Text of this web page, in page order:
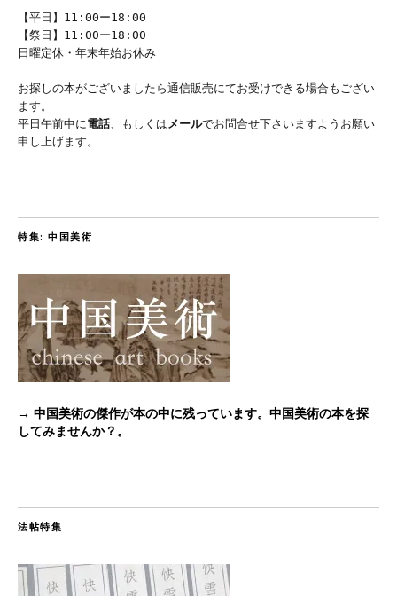
【平日】11:00ー18:00
【祭日】11:00ー18:00
日曜定休・年末年始お休み
お探しの本がございましたら通信販売にてお受けできる場合もござい
ます。
平日午前中に 電話 、もしくは メールでお問合せ下さいますようお願い
申し上げます。
特集: 中国美術
→ 中国美術の傑作が本の中に残っています。中国美術の本を探
してみませんか？。
法帖特集